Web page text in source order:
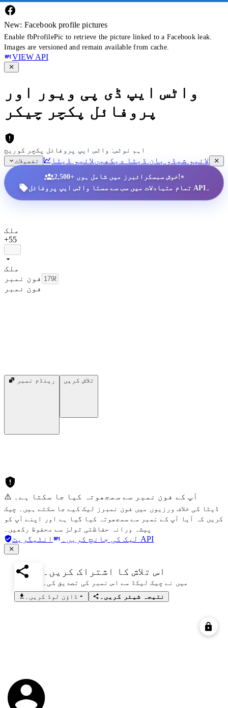
New: Facebook profile pictures
Enable fbProfilePic to retrieve the picture linked to a Facebook leak.
Images are versioned and remain available from cache.
VIEW API
واٹس ایپ ڈی پی ویور اور
پروفائل پکچر چیکر
اہم نوٹس: واٹس ایپ پروفائل پکچر کوریج
تفصیلات
لائیو شیڈو بان ڈیٹا دیکھیں لائیو ڈیٹا
2,500+ خوش سبسکرائبرز میں شامل ہوں!•
تمام متبادلات میں سب سے سستا واٹس ایپ پروفائل API۔
ملک
+55
ملک
فون نمبر
فون نمبر
رینڈم نمبر تلاش کریں
⚠️ آپ کے فون نمبر سے سمجھوتہ کیا جا سکتا ہے۔
ڈیٹا کی خلاف ورزیوں میں فون نمبرز لیک کیے جا سکتے ہیں۔ چیک
کریں کہ آیا آپ کے نمبر سے سمجھوتہ کیا گیا ہے اور اپنے آپ کو
پیشہ ورانہ حفاظتی ٹولز سے محفوظ رکھیں۔
لیک کی جانچ کریں۔ انٹیگریٹ API
اس تلاش کا اشتراک کریں۔
میں نے چیک لیکڈ سے اس نمبر کی تصدیق کی۔
ڈاؤن لوڈ کریں۔
نتیجہ شیئر کریں۔